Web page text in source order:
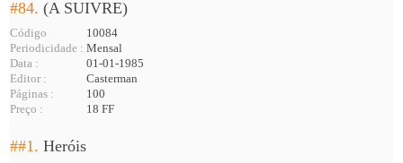
#84.(A SUIVRE)
Código
10084
Periodicidade : Mensal
Data :
01-01-1985
Editor :
Casterman
Páginas :
100
Preço :
18 FF
##1.Heróis